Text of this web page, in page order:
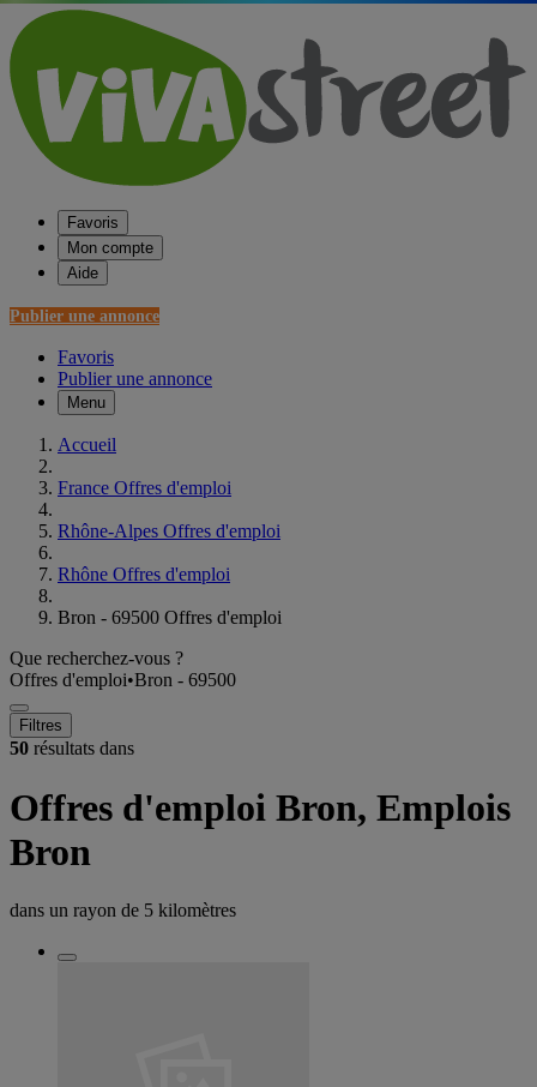
Favoris
Mon compte
Aide
Publier une annonce
Favoris
Publier une annonce
Menu
Accueil
France Offres d'emploi
Rhône-Alpes Offres d'emploi
Rhône Offres d'emploi
Bron - 69500 Offres d'emploi
Que recherchez-vous ?
Offres d'emploi•Bron - 69500
Filtres
50 résultats dans
Offres d'emploi Bron, Emplois
Bron
dans un rayon de 5 kilomètres